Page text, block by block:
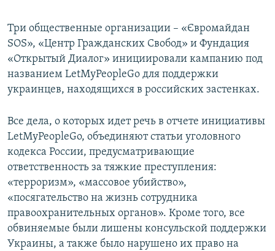
​Три общественные организации – «Євромайдан
SOS», «Центр Гражданских Свобод» и Фундация
«Открытый Диалог» инициировали кампанию под
названием LetMyPeopleGo для поддержки
украинцев, находящихся в российских застенках.
Все дела, о которых идет речь в отчете инициативы
LetMyPeopleGo, объединяют статьи уголовного
кодекса России, предусматривающие
ответственность за тяжкие преступления:
«терроризм», «массовое убийство»,
«посягательство на жизнь сотрудника
правоохранительных органов». Кроме того, все
обвиняемые были лишены консульской поддержки
Украины, а также было нарушено их право на